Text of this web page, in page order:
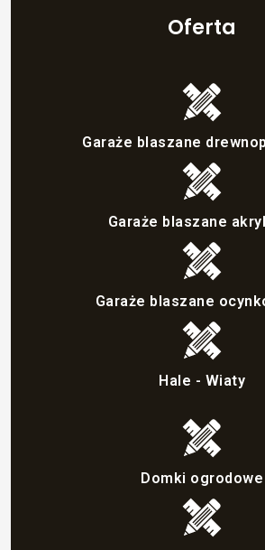
Oferta
Garaże blaszane
Garaże blaszane
Garaże blaszane
Hale - Wiaty
Domki ogrodowe